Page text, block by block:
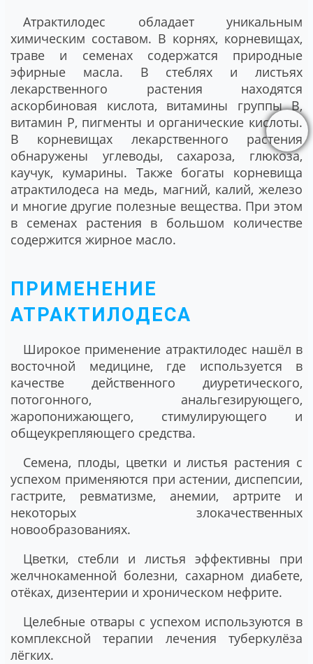
Атрактилодес обладает уникальным
химическим составом. В корнях, корневищах,
траве и семенах содержатся природные
эфирные масла. В стеблях и листьях
лекарственного растения находятся
аскорбиновая кислота, витамины группы В,
витамин Р, пигменты и органические кислоты.
В корневищах лекарственного растения
обнаружены углеводы, сахароза, глюкоза,
каучук, кумарины. Также богаты корневища
атрактилодеса на медь, магний, калий, железо
и многие другие полезные вещества. При этом
в семенах растения в большом количестве
содержится жирное масло.
ПРИМЕНЕНИЕ
АТРАКТИЛОДЕСА
Широкое применение атрактилодес нашёл в
восточной медицине, где используется в
качестве действенного диуретического,
потогонного, анальгезирующего,
жаропонижающего, стимулирующего и
общеукрепляющего средства.
Семена, плоды, цветки и листья растения с
успехом применяются при астении, диспепсии,
гастрите, ревматизме, анемии, артрите и
некоторых злокачественных
новообразованиях.
Цветки, стебли и листья эффективны при
желчнокаменной болезни, сахарном диабете,
отёках, дизентерии и хроническом нефрите.
Целебные отвары с успехом используются в
комплексной терапии лечения туберкулёза
лёгких.